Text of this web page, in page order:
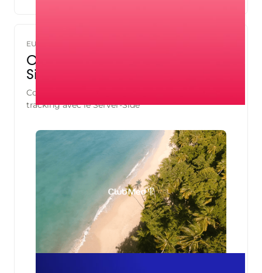
EUROPE
Club Med : Tracking Server-
Side Haute Performance
Comment Club Med a renforcé la résilience de son
tracking avec le Server-Side